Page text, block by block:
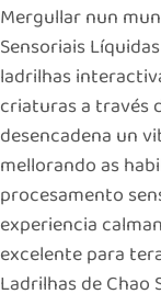
Mergullar nun
Sensoriais
ladrilhas
criaturas a través
desencadena un
mellorando as
procesamento
experiencia
excelente para
Ladrilhas de Chao